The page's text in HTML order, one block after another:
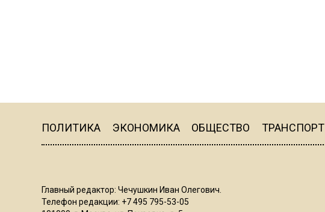
ПОЛИТИКА ЭКОНОМИКА ОБЩЕСТВО ТРАНСПОРТ
Главный редактор: Чечушкин Иван Олегович.
Телефон редакции: +7 495 795-53-05